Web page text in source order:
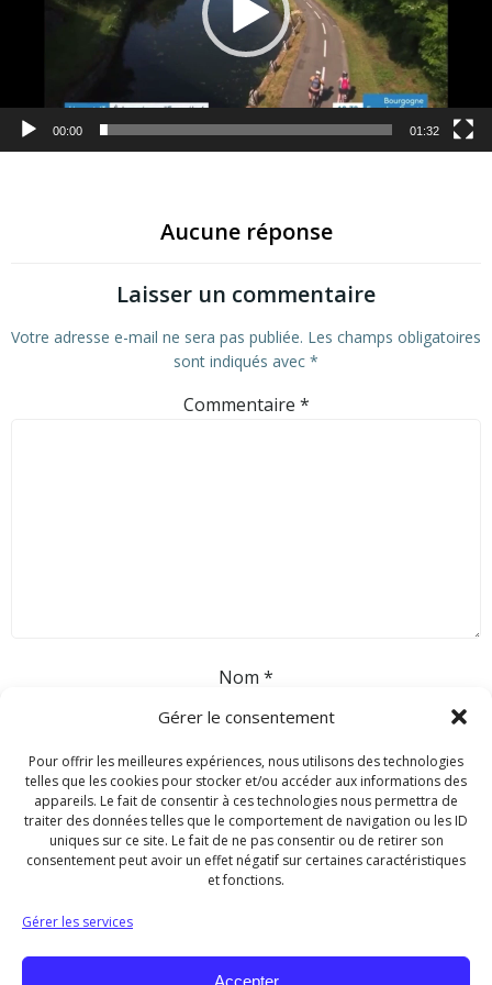
Gérer le consentement
Pour offrir les meilleures expériences, nous utilisons des technologies
telles que les cookies pour stocker et/ou accéder aux informations des
appareils. Le fait de consentir à ces technologies nous permettra de
traiter des données telles que le comportement de navigation ou les ID
uniques sur ce site. Le fait de ne pas consentir ou de retirer son
consentement peut avoir un effet négatif sur certaines caractéristiques
et fonctions.
Gérer les services
Accepter
00:00 01:32
Aucune réponse
Laisser un commentaire
Votre adresse e-mail ne sera pas publiée. Les champs obligatoires
sont indiqués avec *
Commentaire *
Nom *
E-mail *
Site web